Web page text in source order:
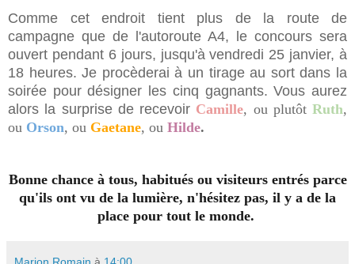
Comme cet endroit tient plus de la route de
campagne que de l'autoroute A4, le concours sera
ouvert pendant 6 jours, jusqu'à vendredi 25 janvier, à
18 heures. Je procèderai à un tirage au sort dans la
soirée pour désigner les cinq gagnants. Vous aurez
alors la surprise de recevoir Camille, ou plutôt Ruth,
ou Orson, ou Gaetane, ou Hilde.
Bonne chance à tous, habitués ou visiteurs entrés parce
qu'ils ont vu de la lumière, n'hésitez pas, il y a de la
place pour tout le monde.